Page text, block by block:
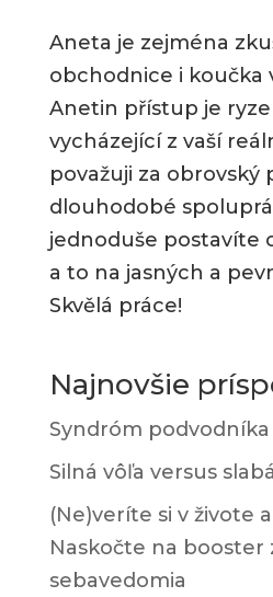
Aneta je zejména
obchodnice i koučka
Anetin přístup je
vycházející z vaší
považuji za obrovský
dlouhodobé
jednoduše postavíte
a to na jasných a
Skvělá práce!
Najnovšie
Syndróm podvodníka
Silná vôľa versus
(Ne)veríte si v živote
Naskočte na booster
sebavedomia